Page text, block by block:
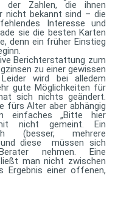
der Zahlen, die ihnen
nicht bekannt sind – die
Interesse und
sie die besten Karten
denn ein früher Einstieg
Berichterstattung zum
zu einer gewissen
wird bei alledem
gute Möglichkeiten für
sich nichts geändert.
fürs Alter aber abhängig
einfaches „Bitte hier
nicht gemeint. Ein
(besser, mehrere
diese müssen sich
nehmen. Eine
man nicht zwischen
Ergebnis einer offenen,